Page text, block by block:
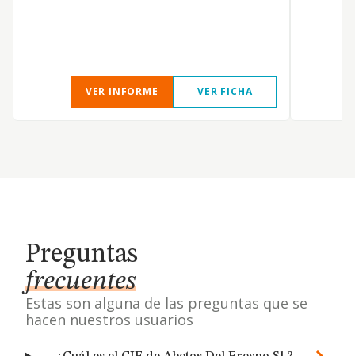
VER INFORME VER FICHA
Preguntas
frecuentes
Estas son alguna de las preguntas que se
hacen nuestros usuarios